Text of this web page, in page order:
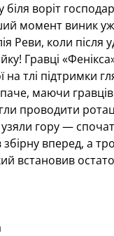
воріт
момент виник
Реви, коли після
Гравці
на тлі підтримки
маючи
проводити
гору —
вперед, а
встановив